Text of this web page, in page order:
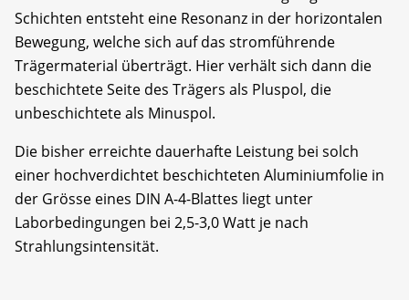
Schichten entsteht eine Resonanz in der horizontalen
Bewegung, welche sich auf das stromführende
Trägermaterial überträgt. Hier verhält sich dann die
beschichtete Seite des Trägers als Pluspol, die
unbeschichtete als Minuspol.
Die bisher erreichte dauerhafte Leistung bei solch
einer hochverdichtet beschichteten Aluminiumfolie in
der Grösse eines DIN A-4-Blattes liegt unter
Laborbedingungen bei 2,5-3,0 Watt je nach
Strahlungsintensität.